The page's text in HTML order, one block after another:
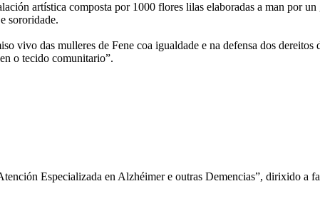
artística composta por 1000 flores lilas elaboradas a man por
sororidade.
vivo das mulleres de Fene coa igualdade e na defensa dos
o tecido comunitario”.
Especializada en Alzhéimer e outras Demencias”, dirixido a